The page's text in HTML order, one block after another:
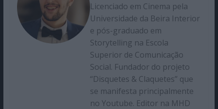
Licenciado em Cinema pela
Universidade da Beira Interior
e pós-graduado em
Storytelling na Escola
Superior de Comunicação
Social. Fundador do projeto
“Disquetes & Claquetes” que
se manifesta principalmente
no Youtube. Editor na MHD